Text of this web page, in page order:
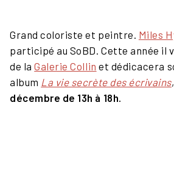
Grand coloriste et peintre. Miles
participé au SoBD. Cette année il
de laGalerie Collin et dédicacera
album La vie secrète des écrivains
décembre de 13h à 18h.